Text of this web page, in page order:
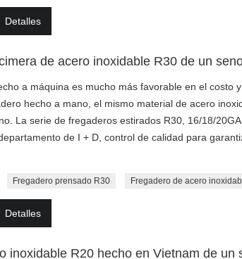
Detalles
de acero inoxidable R30 de un
a máquina es mucho más favorable en el costo
hecho a mano, el mismo material de acero
La serie de fregaderos estirados R30, 16/18/20GA
de I + D, control de calidad para
Fregadero prensado R30 Fregadero de acero
Detalles
inoxidable R20 hecho en Vietnam de un